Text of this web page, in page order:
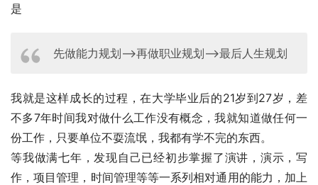
是
先做能力规划–>再做职业规划–>最后人生规划
我就是这样成长的过程，在大学毕业后的21岁到27岁，差
不多7年时间我对做什么工作没有概念，我就知道做任何一
份工作，只要单位不耍流氓，我都有学不完的东西。
等我做满七年，发现自己已经初步掌握了演讲，演示，写
作，项目管理，时间管理等等一系列相对通用的能力，加上